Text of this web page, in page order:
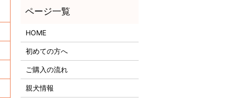
HOME
初めての方へ
ご購入の流れ
親犬情報